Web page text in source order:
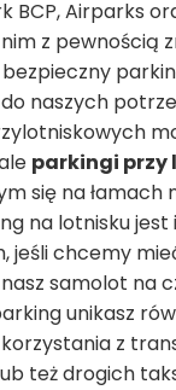
BCP, Airparks
z pewnością
naszych
parkingi przy
się na łamach
na lotnisku
jeśli chcemy
samolot na
unikasz
z
też drogich